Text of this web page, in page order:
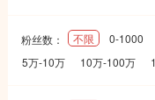
粉丝数： 不限 0-1000
5万-10万
10万-100万